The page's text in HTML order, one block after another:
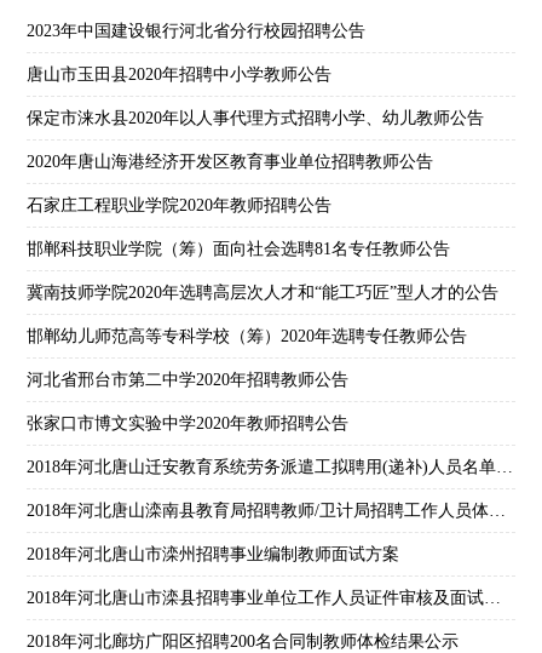
2023年中国建设银行河北省分行校园招聘公告
唐山市玉田县2020年招聘中小学教师公告
保定市涞水县2020年以人事代理方式招聘小学、幼儿教师公告
2020年唐山海港经济开发区教育事业单位招聘教师公告
石家庄工程职业学院2020年教师招聘公告
邯郸科技职业学院（筹）面向社会选聘81名专任教师公告
冀南技师学院2020年选聘高层次人才和“能工巧匠”型人才的公告
邯郸幼儿师范高等专科学校（筹）2020年选聘专任教师公告
河北省邢台市第二中学2020年招聘教师公告
张家口市博文实验中学2020年教师招聘公告
2018年河北唐山迁安教育系统劳务派遣工拟聘用(递补)人员名单公示
2018年河北唐山滦南县教育局招聘教师/卫计局招聘工作人员体检有关事项的通知
2018年河北唐山市滦州招聘事业编制教师面试方案
2018年河北唐山市滦县招聘事业单位工作人员证件审核及面试人选名单（教师岗位）
2018年河北廊坊广阳区招聘200名合同制教师体检结果公示